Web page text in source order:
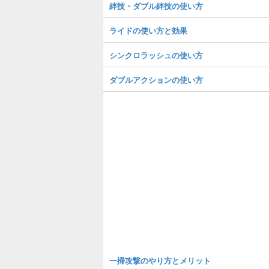
絆技・ダブル絆技の使い方
ライドの使い方と効果
シンクロラッシュの使い方
ダブルアクションの使い方
一掃攻撃のやり方とメリット